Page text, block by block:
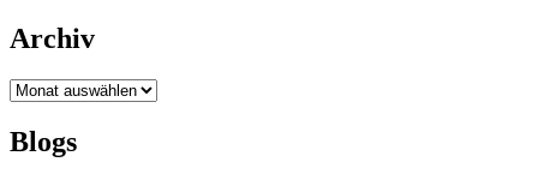
Archiv
Archiv
Blogs